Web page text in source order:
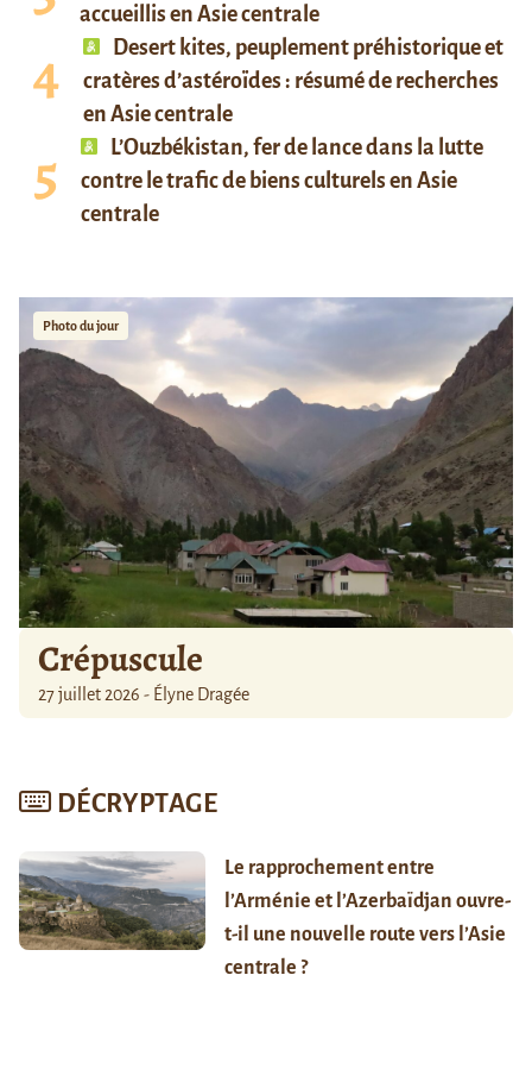
accueillis en Asie centrale
Desert kites, peuplement préhistorique et
cratères d’astéroïdes : résumé de recherches
en Asie centrale
L’Ouzbékistan, fer de lance dans la lutte
contre le trafic de biens culturels en Asie
centrale
Photo du jour
Crépuscule
27 juillet 2026 - Élyne Dragée
DÉCRYPTAGE
Le rapprochement entre
l’Arménie et l’Azerbaïdjan ouvre-
t-il une nouvelle route vers l’Asie
centrale ?